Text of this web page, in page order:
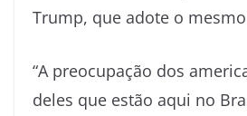
Trump, que adote o
“A preocupação dos
deles que estão aqui no